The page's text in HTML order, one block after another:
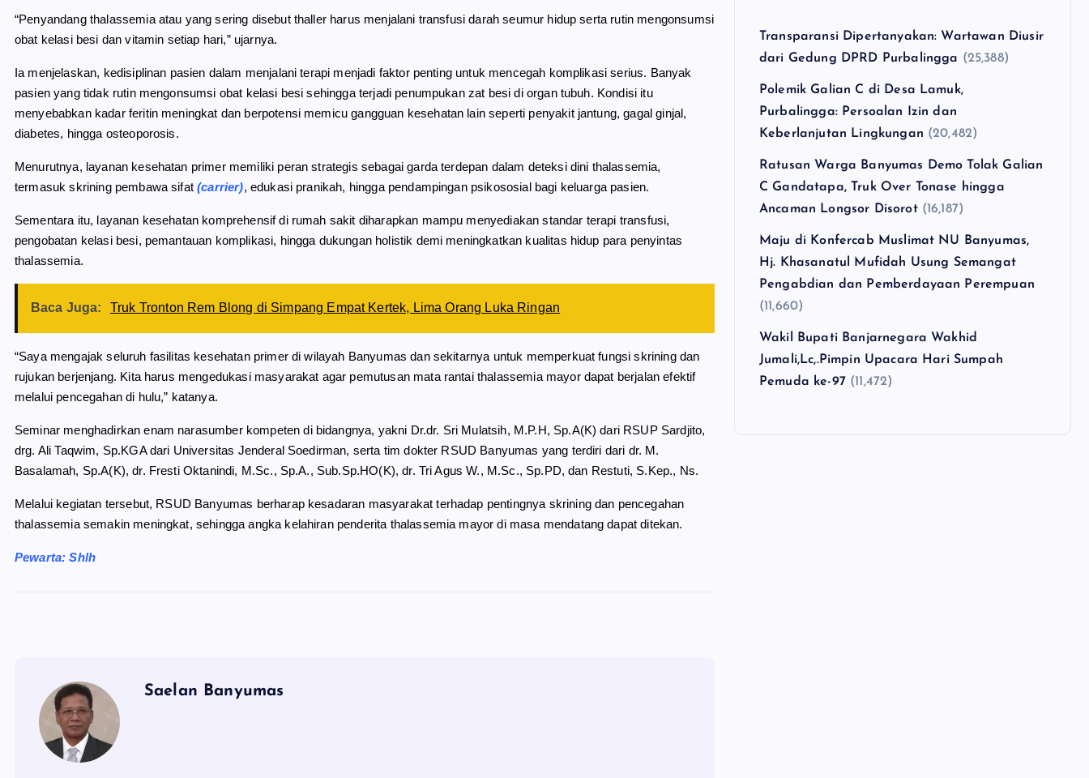
“Penyandang thalassemia atau yang sering disebut thaller harus menjalani transfusi darah seumur hidup serta rutin mengonsumsi
obat kelasi besi dan vitamin setiap hari,” ujarnya.
Ia menjelaskan, kedisiplinan pasien dalam menjalani terapi menjadi faktor penting untuk mencegah komplikasi serius. Banyak
pasien yang tidak rutin mengonsumsi obat kelasi besi sehingga terjadi penumpukan zat besi di organ tubuh. Kondisi itu
menyebabkan kadar feritin meningkat dan berpotensi memicu gangguan kesehatan lain seperti penyakit jantung, gagal ginjal,
diabetes, hingga osteoporosis.
Menurutnya, layanan kesehatan primer memiliki peran strategis sebagai garda terdepan dalam deteksi dini thalassemia,
termasuk skrining pembawa sifat(carrier), edukasi pranikah, hingga pendampingan psikososial bagi keluarga pasien.
Sementara itu, layanan kesehatan komprehensif di rumah sakit diharapkan mampu menyediakan standar terapi transfusi,
pengobatan kelasi besi, pemantauan komplikasi, hingga dukungan holistik demi meningkatkan kualitas hidup para penyintas
thalassemia.
Baca Juga: Truk Tronton Rem Blong di Simpang Empat Kertek, Lima Orang Luka Ringan
“Saya mengajak seluruh fasilitas kesehatan primer di wilayah Banyumas dan sekitarnya untuk memperkuat fungsi skrining dan
rujukan berjenjang. Kita harus mengedukasi masyarakat agar pemutusan mata rantai thalassemia mayor dapat berjalan efektif
melalui pencegahan di hulu,” katanya.
Seminar menghadirkan enam narasumber kompeten di bidangnya, yakni Dr.dr. Sri Mulatsih, M.P.H, Sp.A(K) dari RSUP Sardjito,
drg. Ali Taqwim, Sp.KGA dari Universitas Jenderal Soedirman, serta tim dokter RSUD Banyumas yang terdiri dari dr. M.
Basalamah, Sp.A(K), dr. Fresti Oktanindi, M.Sc., Sp.A., Sub.Sp.HO(K), dr. Tri Agus W., M.Sc., Sp.PD, dan Restuti, S.Kep., Ns.
Melalui kegiatan tersebut, RSUD Banyumas berharap kesadaran masyarakat terhadap pentingnya skrining dan pencegahan
thalassemia semakin meningkat, sehingga angka kelahiran penderita thalassemia mayor di masa mendatang dapat ditekan.
Pewarta: Shlh
Saelan Banyumas
Transparansi Dipertanyakan: Wartawan Diusir
dari Gedung DPRD Purbalingga (25,388)
Polemik Galian C di Desa Lamuk,
Purbalingga: Persoalan Izin dan
Keberlanjutan Lingkungan (20,482)
Ratusan Warga Banyumas Demo Tolak Galian
C Gandatapa, Truk Over Tonase hingga
Ancaman Longsor Disorot (16,187)
Maju di Konfercab Muslimat NU Banyumas,
Hj. Khasanatul Mufidah Usung Semangat
Pengabdian dan Pemberdayaan Perempuan
(11,660)
Wakil Bupati Banjarnegara Wakhid
Jumali,Lc,.Pimpin Upacara Hari Sumpah
Pemuda ke-97 (11,472)